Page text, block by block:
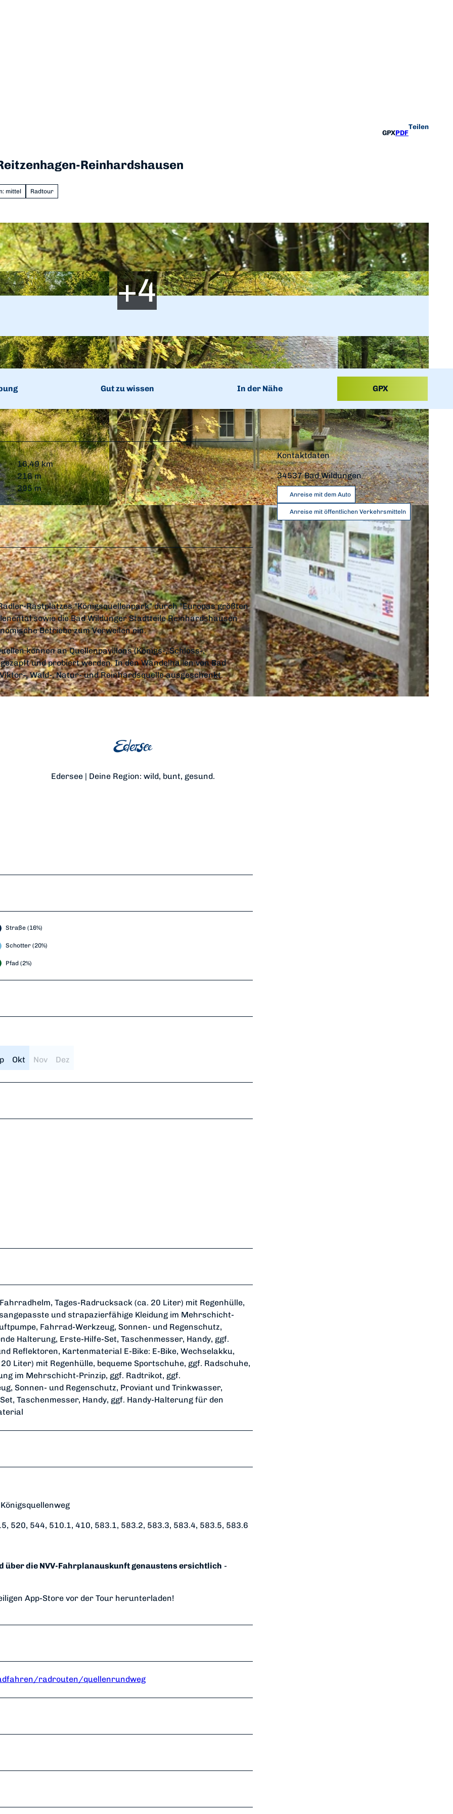
GPXPDF
Teilen
Reinhardshausen
mittel Radtour
© Sarah Riebeling, Edersee | Deine Region: wild, bunt, gesund. |CC0
Gut zu wissen In der Nähe GPX
16,49 km
218 m
395 m
Rastplatzes "Königsquellenpark" durch "Europas größten
sowie die Bad Wildunger Stadtteile Reinhardshausen
Betriebe zum Verweilen ein.
können an Quellenpavillons (Königs-, Schloss-,
und probiert werden. In den Wandelhallen von Bad
, Wald-, Natur- und Reinhardsquelle ausgeschenkt.
Edersee | Deine Region: wild, bunt, gesund.
Straße (16%)
Schotter (20%)
Pfad (2%)
Okt Nov Dez
Tages-Radrucksack (ca. 20 Liter) mit Regenhülle,
und strapazierfähige Kleidung im Mehrschicht-
Fahrrad-Werkzeug, Sonnen- und Regenschutz,
Halterung, Erste-Hilfe-Set, Taschenmesser, Handy, ggf.
Reflektoren, Kartenmaterial E-Bike: E-Bike, Wechselakku,
Liter) mit Regenhülle, bequeme Sportschuhe, ggf. Radschuhe,
im Mehrschicht-Prinzip, ggf. Radtrikot, ggf.
Sonnen- und Regenschutz, Proviant und Trinkwasser,
Taschenmesser, Handy, ggf. Handy-Halterung für den
520, 544, 510.1, 410, 583.1, 583.2, 583.3, 583.4, 583.5, 583.6
über die NVV-Fahrplanauskunft genaustens ersichtlich -
App-Store vor der Tour herunterladen!
radrouten/quellenrundweg
Kontaktdaten
34537Bad Wildungen
Anreise mit dem Auto
Anreise mit öffentlichen Verkehrsmitteln